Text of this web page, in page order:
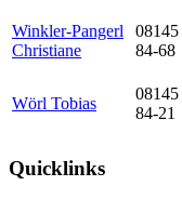
Winkler-Pangerl
Christiane
08145
84-68
Wörl Tobias
08145
84-21
Quicklinks